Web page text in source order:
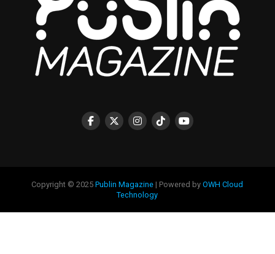
Copyright © 2025Publin Magazine | Powered byOWH Cloud
Technology